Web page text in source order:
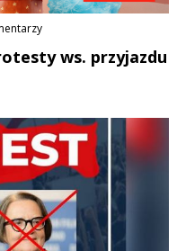
ws. przyjazdu